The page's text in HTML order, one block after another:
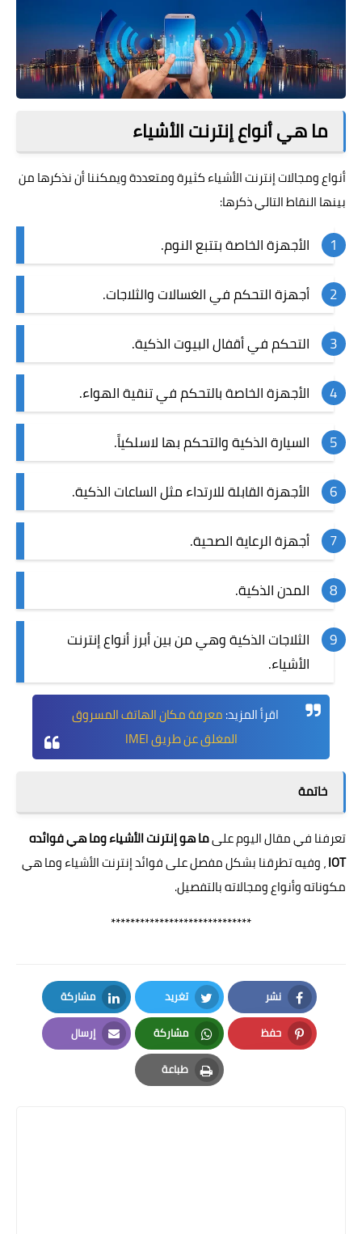
ما هي أنواع إنترنت الأشياء
أنواع ومجالاتإنترنتالأشياء كثيرة ومتعددة ويمكننا أن نذكرها من
بينها النقاط التالي ذكرها:
الأجهزة الخاصة بتتبع النوم.
أجهزة التحكم في الغسالات والثلاجات.
التحكم في أقفال البيوت الذكية.
الأجهزة الخاصة بالتحكم في تنقية الهواء.
السيارة الذكية والتحكم بها لاسلكياً.
الأجهزة القابلة للارتداء مثل الساعات الذكية.
أجهزة الرعاية الصحية.
المدن الذكية.
الثلاجات الذكية وهي من بين أبرز أنواع إنترنت
الأشياء.
اقرأ المزيد:معرفة مكان الهاتف المسروق
المغلق عن طريق IMEI
خاتمة
تعرفنا في مقال اليوم علىما هو إنترنت الأشياء وما هي فوائده
IOT، وفيه تطرقنا بشكل مفصل على فوائد إنترنت الأشياء وما هي
مكوناته وأنواع ومجالاته بالتفصيل.
*****************************
نشر
Facebook
تغريد
Twitter
مشاركة
LinkedIn
حفظ
Pinterest
مشاركة
Whatsapp
إرسال
Email
طباعة
Print